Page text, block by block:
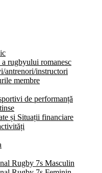
rugbyului romanesc
antrenori/instructori
membre
de performanță
și Situații financiare
Rugby 7s Masculin